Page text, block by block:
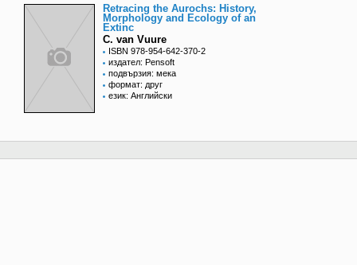
Retracing the Aurochs: History,
Morphology and Ecology of an
Extinc
C. van Vuure
ISBN 978-954-642-370-2
издател: Pensoft
подвързия: мека
формат: друг
език: Английски